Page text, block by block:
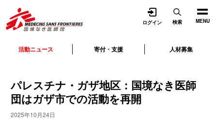
MENU
活動ニュース 寄付・支援 人材募集
ログイン 検索
パレスチナ・ガザ地区：国境なき医師
団はガザ市での活動を再開
2025年10月24日